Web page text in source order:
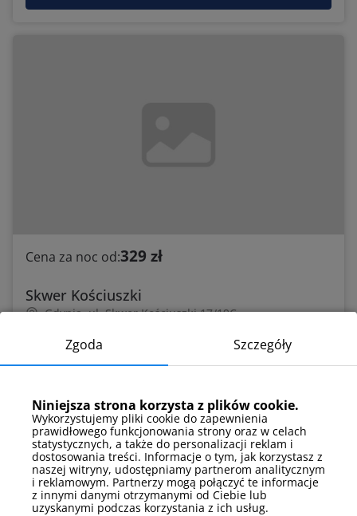
Cena za noc od:329 zł
Skwer Kościuszki
Gdynia, ul. Skwer Kościuszki 17/19C
przy plaży centrum miasta sklep w pobliżu
9.8
Zgoda Szczegóły
Niniejsza strona korzysta z plików cookie.
Wykorzystujemy pliki cookie do zapewnienia
prawidłowego funkcjonowania strony oraz w celach
statystycznych, a także do personalizacji reklam i
dostosowania treści. Informacje o tym, jak korzystasz z
naszej witryny, udostępniamy partnerom analitycznym
i reklamowym. Partnerzy mogą połączyć te informacje
z innymi danymi otrzymanymi od Ciebie lub
uzyskanymi podczas korzystania z ich usług.